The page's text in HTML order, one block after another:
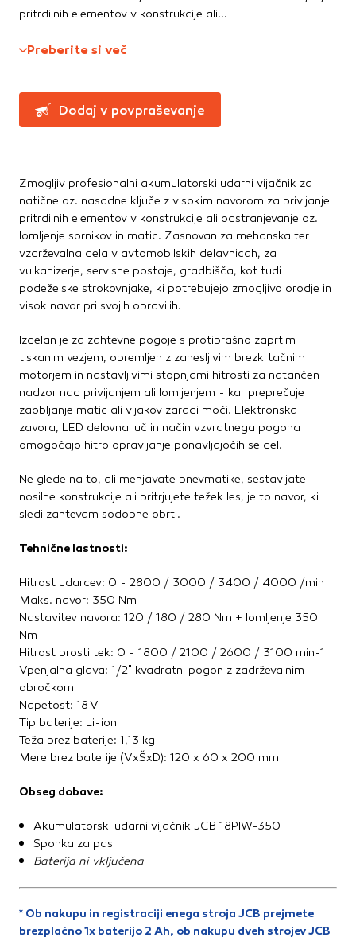
Ročne žage, sekire, noži
Zidarsko orodje
in pritrdilna tehnika
Konzole in nosilci
Pritrdilna tehnika
Spojni elementi
Verige, jeklene vrvi
Vijaki
Žičniki
pritrdilnih elementov v konstrukcije ali...
Preberite si več
Dodaj v povpraševanje
Zmogljiv profesionalni akumulatorski udarni vijačnik za
natične oz. nasadne ključe z visokim navorom za privijanje
pritrdilnih elementov v konstrukcije ali odstranjevanje oz.
lomljenje sornikov in matic. Zasnovan za mehanska ter
vzdrževalna dela v avtomobilskih delavnicah, za
vulkanizerje, servisne postaje, gradbišča, kot tudi
podeželske strokovnjake, ki potrebujejo zmogljivo orodje in
visok navor pri svojih opravilih.
Izdelan je za zahtevne pogoje s protiprašno zaprtim
tiskanim vezjem, opremljen z zanesljivim brezkrtačnim
motorjem in nastavljivimi stopnjami hitrosti za natančen
nadzor nad privijanjem ali lomljenjem - kar preprečuje
zaobljanje matic ali vijakov zaradi moči. Elektronska
zavora, LED delovna luč in način vzvratnega pogona
omogočajo hitro opravljanje ponavljajočih se del.
Ne glede na to, ali menjavate pnevmatike, sestavljate
nosilne konstrukcije ali pritrjujete težek les, je to navor, ki
sledi zahtevam sodobne obrti.
Tehnične lastnosti:
Hitrost udarcev: 0 - 2800 / 3000 / 3400 / 4000 /min
Maks. navor: 350 Nm
Nastavitev navora: 120 / 180 / 280 Nm + lomljenje 350
Nm
Hitrost prosti tek: 0 - 1800 / 2100 / 2600 / 3100 min-1
Vpenjalna glava: 1/2" kvadratni pogon z zadrževalnim
obročkom
Napetost: 18 V
Tip baterije: Li-ion
Teža brez baterije: 1,13 kg
Mere brez baterije (VxŠxD): 120 x 60 x 200 mm
Obseg dobave:
Akumulatorski udarni vijačnik JCB 18PIW-350
Sponka za pas
Baterija ni vključena
* Ob nakupu in registraciji enega stroja JCB prejmete
brezplačno 1x baterijo 2 Ah, ob nakupu dveh strojev JCB
Te piškotke nastavijo naši oglaševalski partnerji.
Partnerska oglaševalska podjetja jih lahko uporabljajo za
prikazovanje ustreznih oglasov na drugih spletnih mestih.
brskalnika in naprave. Če zavrnete uporabo teh piškotkov,
ne boste deležni našega ciljnega spletnega oglaševanja.
DOVOLI VSE